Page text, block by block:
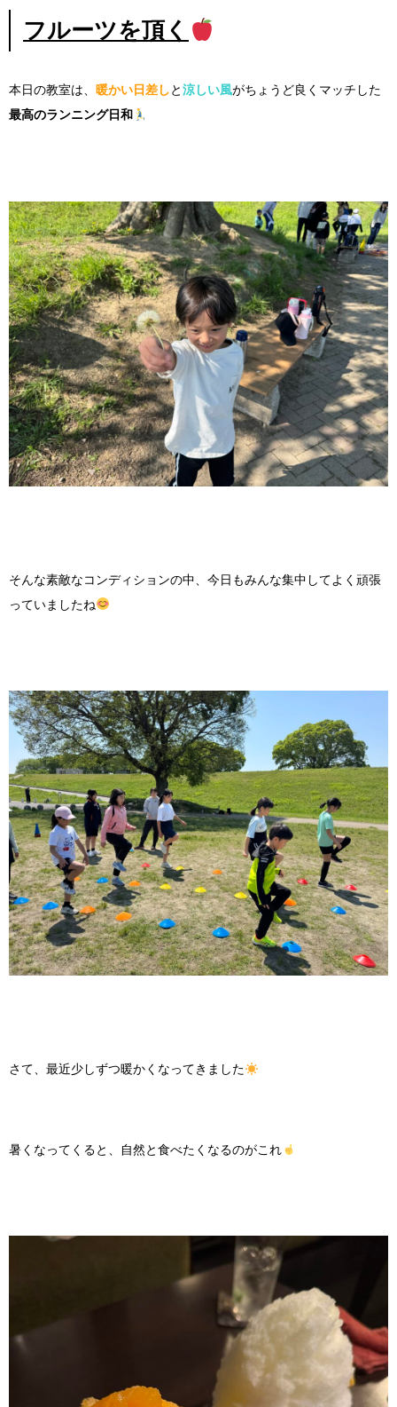
フルーツを頂く
本日の教室は、 暖かい日差し と 涼しい風がちょうど良くマッチした
最高のランニング日和
そんな素敵なコンディションの中、今日もみんな集中してよく頑張
っていましたね
さて、最近少しずつ暖かくなってきました
暑くなってくると、自然と食べたくなるのがこれ